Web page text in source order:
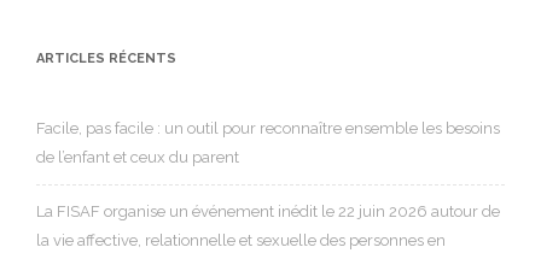
ARTICLES RÉCENTS
Facile, pas facile : un outil pour reconnaître ensemble les besoins
de l’enfant et ceux du parent
La FISAF organise un événement inédit le 22 juin 2026 autour de
la vie affective, relationnelle et sexuelle des personnes en